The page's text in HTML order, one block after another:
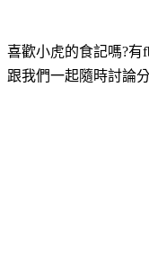
喜歡小虎的食記嗎?有
跟我們一起隨時討論